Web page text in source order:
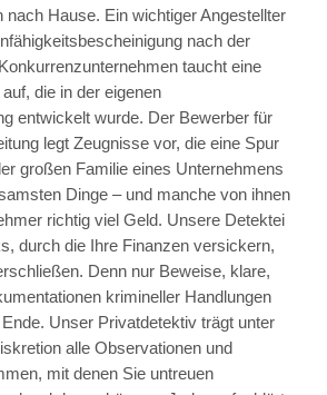
nach Hause. Ein wichtiger Angestellter
nach der
taucht eine
die in der eigenen
entwickelt wurde. Der Bewerber für
legt Zeugnisse vor, die eine Spur
großen Familie eines Unternehmens
Dinge – und manche von ihnen
richtig viel Geld. Unsere Detektei
durch die Ihre Finanzen versickern,
Denn nur Beweise, klare,
krimineller Handlungen
Unser Privatdetektiv trägt unter
alle Observationen und
mit denen Sie untreuen